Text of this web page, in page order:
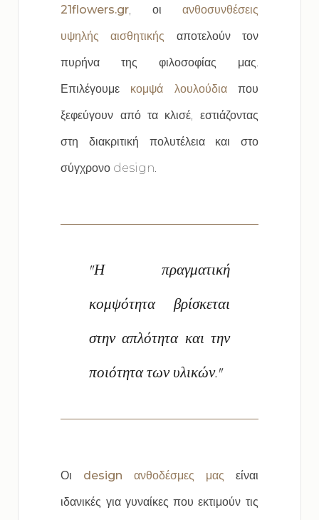
21flowers.gr, οι ανθοσυνθέσεις
υψηλής αισθητικής αποτελούν τον
πυρήνα της φιλοσοφίας μας.
Επιλέγουμε κομψά λουλούδιαπου
ξεφεύγουν από τα κλισέ, εστιάζοντας
στη διακριτική πολυτέλεια και στο
σύγχρονο design.
"Η πραγματική
κομψότητα βρίσκεται
στην απλότητα και την
ποιότητα των υλικών."
Οι design ανθοδέσμες μας είναι
ιδανικές για γυναίκες που εκτιμούν τις